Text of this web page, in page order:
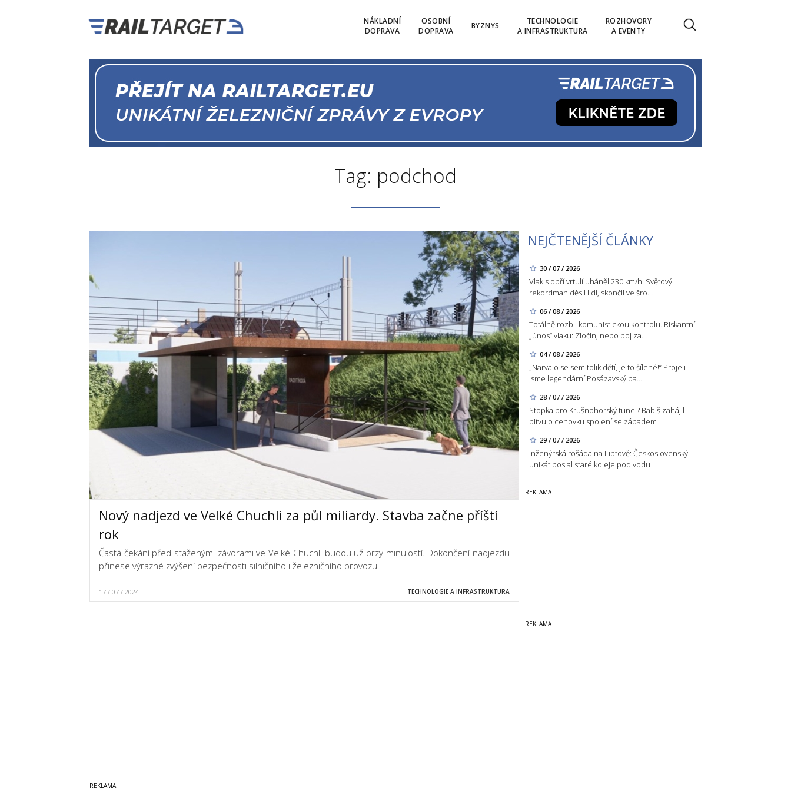
NÁKLADNÍ
DOPRAVA
OSOBNÍ
DOPRAVA
BYZNYS
TECHNOLOGIE
A INFRASTRUKTURA
ROZHOVORY
A EVENTY
Tag: podchod
NEJČTENĚJŠÍ ČLÁNKY
30 / 07 / 2026
Vlak s obří vrtulí uháněl 230 km/h: Světový
rekordman děsil lidi, skončil ve šro…
06 / 08 / 2026
Totálně rozbil komunistickou kontrolu. Riskantní
„únos“ vlaku: Zločin, nebo boj za…
04 / 08 / 2026
„Narvalo se sem tolik dětí, je to šílené!“ Projeli
jsme legendární Posázavský pa…
28 / 07 / 2026
Stopka pro Krušnohorský tunel? Babiš zahájil
bitvu o cenovku spojení se západem
29 / 07 / 2026
Inženýrská rošáda na Liptově: Československý
unikát poslal staré koleje pod vodu
Nový nadjezd ve Velké Chuchli za půl miliardy. Stavba začne příští
rok
Častá čekání před staženými závorami ve Velké Chuchli budou už brzy minulostí. Dokončení nadjezdu
přinese výrazné zvýšení bezpečnosti silničního i železničního provozu.
17 / 07 / 2024 TECHNOLOGIE A INFRASTRUKTURA